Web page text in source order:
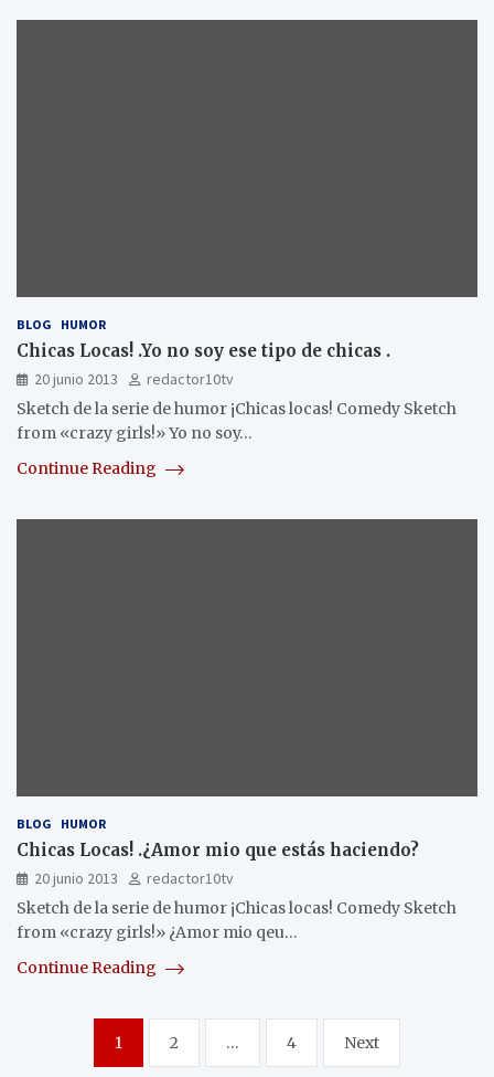
BLOG HUMOR
Chicas Locas! .Yo no soy ese tipo de chicas .
20 junio 2013
redactor10tv
Sketch de la serie de humor ¡Chicas locas! Comedy Sketch
from «crazy girls!» Yo no soy…
Continue Reading
BLOG HUMOR
Chicas Locas! .¿Amor mio que estás haciendo?
20 junio 2013
redactor10tv
Sketch de la serie de humor ¡Chicas locas! Comedy Sketch
from «crazy girls!» ¿Amor mio qeu…
Continue Reading
Paginación
1 2 … 4 Next